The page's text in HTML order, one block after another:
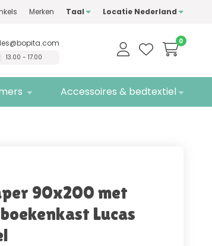
Gratis bezorging
Merken Taal Locatie Nederland
0
13.00 - 17.00
Accessoires & bedtextiel
90x200 met
Lucas